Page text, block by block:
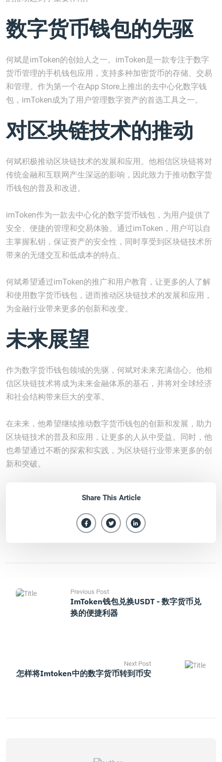
数字货币钱包的先驱
何斌是imToken的创始人之一。imToken是一款专注于数字
货币管理的手机钱包应用，支持多种加密货币的存储、交易
和管理。作为第一个在App Store上推出的去中心化数字钱
包，imToken成为了用户管理数字资产的首选工具之一。
对区块链技术的推动
何斌积极推动区块链技术的发展和应用。他相信区块链将对
传统金融和互联网产生深远的影响，因此致力于推动数字货
币钱包的普及和改进。
imToken作为一款去中心化的数字货币钱包，为用户提供了
安全、便捷的管理和交易体验。通过imToken，用户可以自
主掌握私钥，保证资产的安全性，同时享受到区块链技术所
带来的无缝交互和低成本的特点。
何斌希望通过imToken的推广和用户教育，让更多的人了解
和使用数字货币钱包，进而推动区块链技术的发展和应用，
为金融行业带来更多的创新和改变。
未来展望
作为数字货币钱包领域的先驱，何斌对未来充满信心。他相
信区块链技术将成为未来金融体系的基石，并将对全球经济
和社会结构带来巨大的变革。
在未来，他希望继续推动数字货币钱包的创新和发展，助力
区块链技术的普及和应用，让更多的人从中受益。同时，他
也希望通过不断的探索和实践，为区块链行业带来更多的创
新和突破。
Share This Article
Previous Post
ImToken钱包兑换USDT - 数字货币兑
换的便捷利器
Next Post
怎样将imtoken中的数字货币转到币安